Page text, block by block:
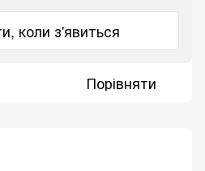
коли з'явиться
Порівняти